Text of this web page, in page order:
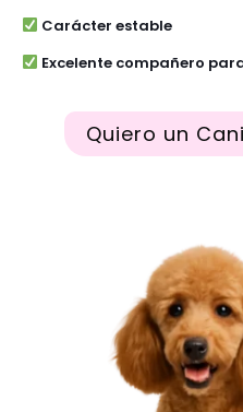
Carácter estable
Excelente compañero
Quiero un